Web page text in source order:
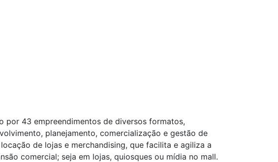
por 43 empreendimentos de diversos formatos,
planejamento, comercialização e gestão de
de lojas e merchandising, que facilita e agiliza a
comercial; seja em lojas, quiosques ou mídia no mall.